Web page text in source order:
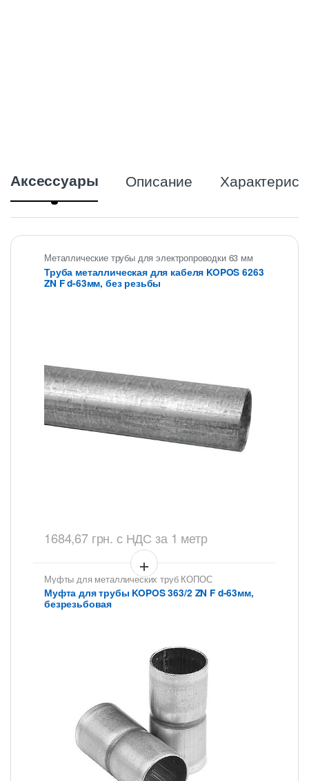
Аксессуары Описание
Металлические трубы для электропроводки 63 мм
Труба металлическая для кабеля KOPOS 6263
ZN F d-63мм, без резьбы
1684,67 грн. с НДС за 1 метр
Муфты для металлических труб КОПОС
Муфта для трубы KOPOS 363/2 ZN F d-63мм,
безрезьбовая